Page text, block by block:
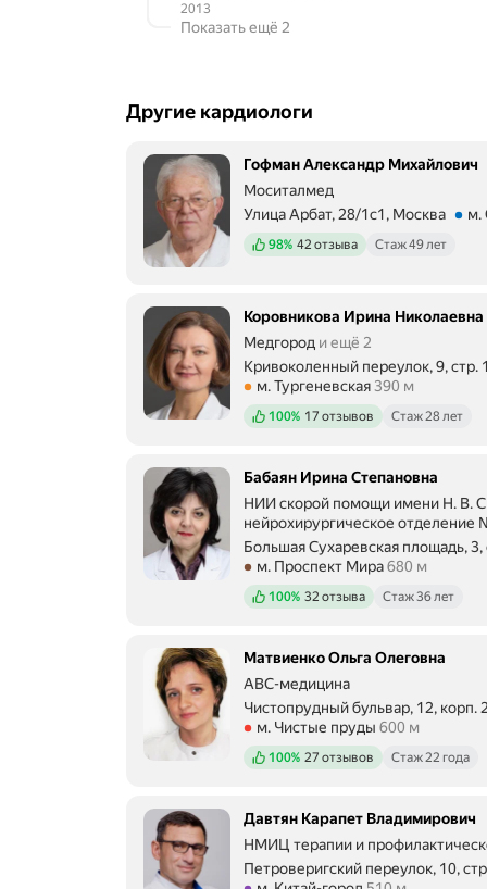
2013
Показать ещё 2
Другие кардиологи
Гофман Александр Михайлович
Моситалмед
Улица Арбат, 28/1с1, Москва
Метро м. Смоленская Расстояние
м.
Положительных отзывов
98% 42 отзыва Стаж 49 лет
Коровникова Ирина Николаевна
Медгород и ещё 2
Кривоколенный переулок, 9, стр.
Метро м. Тургеневская
м. Тургеневская 390 м
Положительных отзывов
100% 17 отзывов Стаж 28 лет
Бабаян Ирина Степановна
НИИ скорой помощи имени Н. В.
нейрохирургическое отделение
Большая Сухаревская площадь, 3,
Метро м. Проспект Мира
м. Проспект Мира 680 м
Положительных отзывов
100% 32 отзыва Стаж 36 лет
Матвиенко Ольга Олеговна
ABC-медицина
Чистопрудный бульвар, 12, корп.
Метро м. Чистые пруды
м. Чистые пруды 600 м
Положительных отзывов
100% 27 отзывов Стаж 22 года
Давтян Карапет Владимирович
НМИЦ терапии и
Петроверигский переулок, 10,